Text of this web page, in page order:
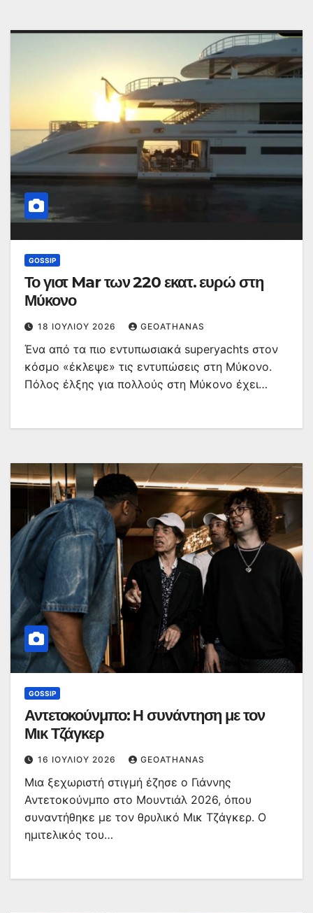
GOSSIP
Το γιοτ Mar των 220 εκατ. ευρώ στη
Μύκονο
18 ΙΟΥΛΊΟΥ 2026 GEOATHANAS
Ένα από τα πιο εντυπωσιακά superyachts στον
κόσμο «έκλεψε» τις εντυπώσεις στη Μύκονο.
Πόλος έλξης για πολλούς στη Μύκονο έχει…
GOSSIP
Αντετοκούνμπο: Η συνάντηση με τον
Μικ Τζάγκερ
16 ΙΟΥΛΊΟΥ 2026 GEOATHANAS
Μια ξεχωριστή στιγμή έζησε ο Γιάννης
Αντετοκούνμπο στο Μουντιάλ 2026, όπου
συναντήθηκε με τον θρυλικό Μικ Τζάγκερ. Ο
ημιτελικός του…